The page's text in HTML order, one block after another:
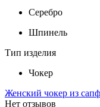
Серебро
Шпинель
Тип изделия
Чокер
Женский чокер из
Нет отзывов